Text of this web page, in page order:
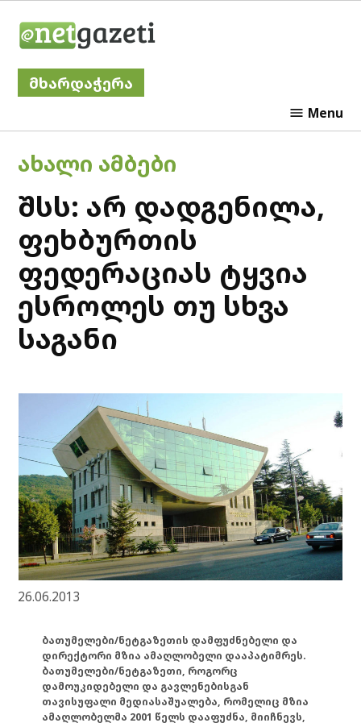
მხარდაჭერა
Menu
POSTED
IN
ᲐᲮᲐᲚᲘ ᲐᲛᲑᲔᲑᲘ
შსს: არ დადგენილა,
ფეხბურთის
ფედერაციას ტყვია
ესროლეს თუ სხვა
საგანი
26.06.2013
ბათუმელები/ნეტგაზეთის დამფუძნებელი და
დირექტორი მზია ამაღლობელი დააპატიმრეს.
ბათუმელები/ნეტგაზეთი, როგორც
დამოუკიდებელი და გავლენებისგან
თავისუფალი მედიასაშუალება, რომელიც მზია
ამაღლობელმა 2001 წელს დააფუძნა, მიიჩნევს,